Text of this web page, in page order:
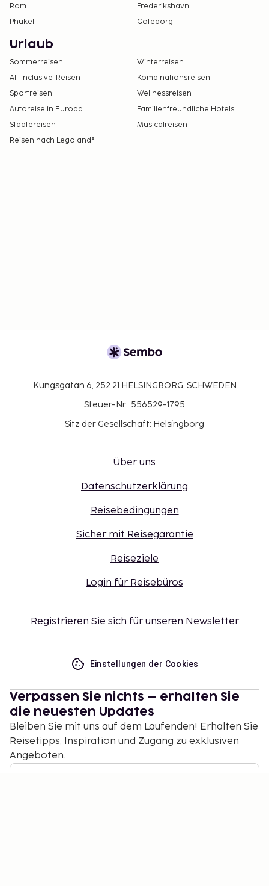
Rom
Frederikshavn
Phuket
Göteborg
Urlaub
Sommerreisen
Winterreisen
All-Inclusive-Reisen
Kombinationsreisen
Sportreisen
Wellnessreisen
Autoreise in Europa
Familienfreundliche Hotels
Städtereisen
Musicalreisen
Reisen nach Legoland®
Kungsgatan 6, 252 21 HELSINGBORG, SCHWEDEN
Steuer-Nr.: 556529-1795
Sitz der Gesellschaft: Helsingborg
Über uns
Datenschutzerklärung
Reisebedingungen
Sicher mit Reisegarantie
Reiseziele
Login für Reisebüros
Registrieren Sie sich für unseren Newsletter
Einstellungen der Cookies
Verpassen Sie nichts – erhalten Sie
die neuesten Updates
Bleiben Sie mit uns auf dem Laufenden! Erhalten Sie
Reisetipps, Inspiration und Zugang zu exklusiven
Angeboten.